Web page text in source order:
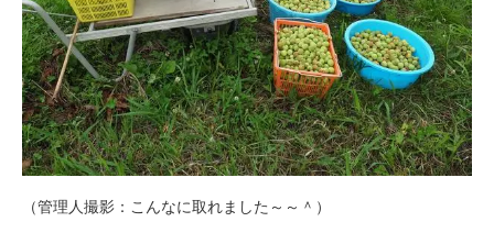
（管理人撮影：こんなに取れました～～＾）